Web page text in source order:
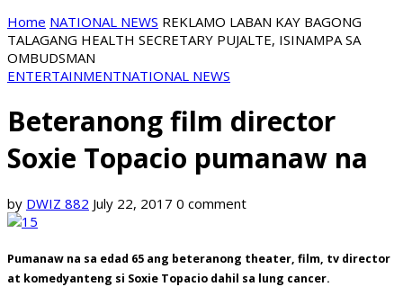
Home NATIONAL NEWS REKLAMO LABAN KAY BAGONG
TALAGANG HEALTH SECRETARY PUJALTE, ISINAMPA SA
OMBUDSMAN
ENTERTAINMENTNATIONAL NEWS
Beteranong film director
Soxie Topacio pumanaw na
by DWIZ 882 July 22, 2017 0 comment
Pumanaw na sa edad 65 ang beteranong theater, film, tv director
at komedyanteng si Soxie Topacio dahil sa lung cancer.